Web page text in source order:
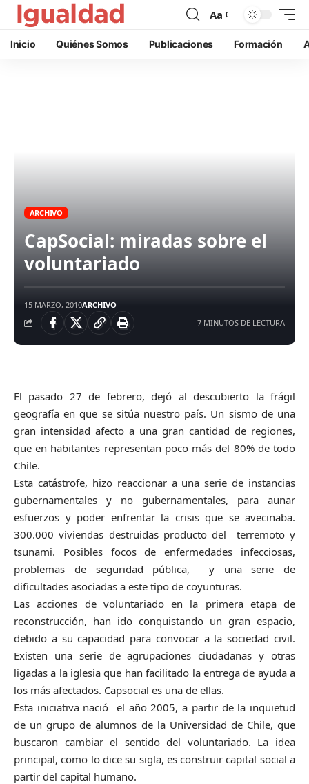
Aa
Inicio Quiénes Somos Publicaciones Formación
ARCHIVO
CapSocial: miradas sobre el
voluntariado
15 MARZO, 2010ARCHIVO
7 MINUTOS DE LECTURA
El pasado 27 de febrero, dejó al descubierto la frágil
geografía en que se sitúa nuestro país. Un sismo de una
gran intensidad afecto a una gran cantidad de regiones,
que en habitantes representan poco más del 80% de todo
Chile.
Esta catástrofe, hizo reaccionar a una serie de instancias
gubernamentales y no gubernamentales, para aunar
esfuerzos y poder enfrentar la crisis que se avecinaba.
300.000 viviendas destruidas producto del terremoto y
tsunami. Posibles focos de enfermedades infecciosas,
problemas de seguridad pública, y una serie de
dificultades asociadas a este tipo de coyunturas.
Las acciones de voluntariado en la primera etapa de
reconstrucción, han ido conquistando un gran espacio,
debido a su capacidad para convocar a la sociedad civil.
Existen una serie de agrupaciones ciudadanas y otras
ligadas a la iglesia que han facilitado la entrega de ayuda a
los más afectados. Capsocial es una de ellas.
Esta iniciativa nació el año 2005, a partir de la inquietud
de un grupo de alumnos de la Universidad de Chile, que
buscaron cambiar el sentido del voluntariado. La idea
principal, como lo dice su sigla, es construir capital social a
partir del capital humano.